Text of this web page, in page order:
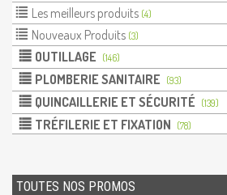
Les meilleurs produits (4)
Nouveaux Produits (3)
OUTILLAGE (146)
PLOMBERIE SANITAIRE (93)
QUINCAILLERIE ET SÉCURITÉ (139)
TRÉFILERIE ET FIXATION (78)
TOUTES NOS PROMOS